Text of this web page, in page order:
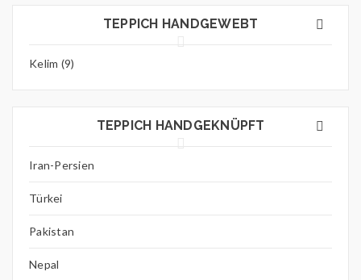
TEPPICH HANDGEWEBT
Kelim (9)
TEPPICH HANDGEKNÜPFT
Iran-Persien
Türkei
Pakistan
Nepal